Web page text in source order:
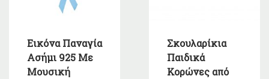
Εικόνα Παναγία
Ασήμι 925 Με
Μουσική
Σκουλαρίκια
Παιδικά
Κορώνες από